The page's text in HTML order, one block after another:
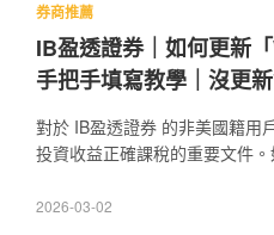
券商推薦
IB盈透證券｜如何更新
手把手填寫教學｜沒更
對於 IB盈透證券 的非美國籍用
投資收益正確課稅的重要文件
至影響退稅流程。 此外，若稅
2026-03-02